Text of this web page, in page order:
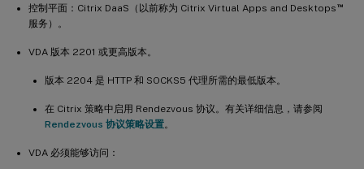
控制平面：Citrix DaaS（以前称为 Citrix Virtual Apps and Desktops ™
服务）。
VDA 版本 2201 或更高版本。
版本 2204 是 HTTP 和 SOCKS5 代理所需的最低版本。
在 Citrix 策略中启用 Rendezvous 协议。有关详细信息，请参阅
Rendezvous 协议策略设置。
VDA 必须能够访问：